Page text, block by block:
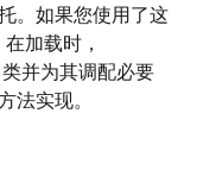
。如果您使用了这
加载时，
类并为其调配必要
法实现。